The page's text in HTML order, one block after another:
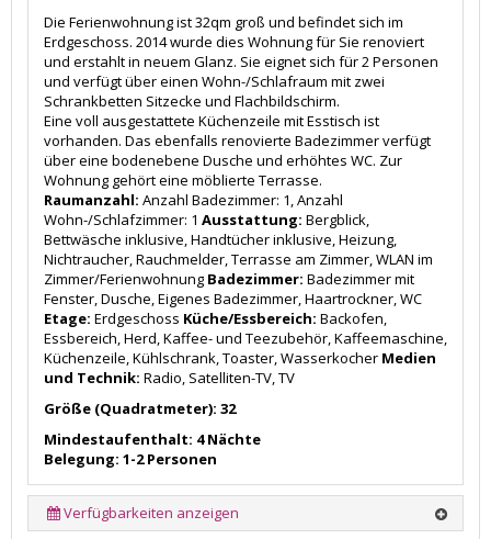
Die Ferienwohnung ist 32qm groß und befindet sich im
Erdgeschoss. 2014 wurde dies Wohnung für Sie renoviert
und erstahlt in neuem Glanz. Sie eignet sich für 2 Personen
und verfügt über einen Wohn-/Schlafraum mit zwei
Schrankbetten Sitzecke und Flachbildschirm.
Eine voll ausgestattete Küchenzeile mit Esstisch ist
vorhanden. Das ebenfalls renovierte Badezimmer verfügt
über eine bodenebene Dusche und erhöhtes WC. Zur
Wohnung gehört eine möblierte Terrasse.
Raumanzahl: Anzahl Badezimmer: 1, Anzahl
Wohn-/Schlafzimmer: 1 Ausstattung: Bergblick,
Bettwäsche inklusive, Handtücher inklusive, Heizung,
Nichtraucher, Rauchmelder, Terrasse am Zimmer, WLAN im
Zimmer/Ferienwohnung Badezimmer: Badezimmer mit
Fenster, Dusche, Eigenes Badezimmer, Haartrockner, WC
Etage: Erdgeschoss Küche/Essbereich: Backofen,
Essbereich, Herd, Kaffee- und Teezubehör, Kaffeemaschine,
Küchenzeile, Kühlschrank, Toaster, Wasserkocher Medien
und Technik: Radio, Satelliten-TV, TV
Größe (Quadratmeter): 32
Mindestaufenthalt: 4 Nächte
Belegung: 1-2 Personen
Verfügbarkeiten anzeigen